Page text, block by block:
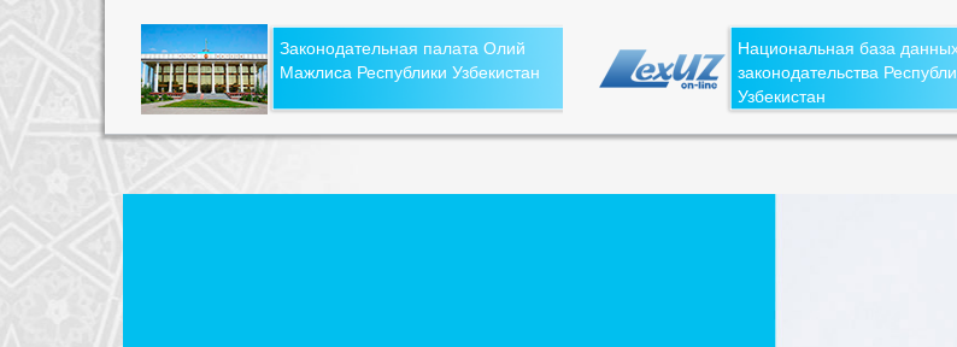
Законодательная палата Олий
Мажлиса Республики Узбекистан
Национальная база
законодательства
Узбекистан